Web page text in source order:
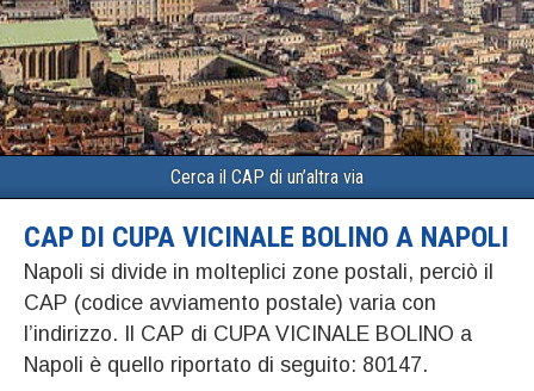
Cerca il CAP di un’altra via
CAP DI CUPA VICINALE BOLINO A NAPOLI
Napoli si divide in molteplici zone postali, perciò il
CAP (codice avviamento postale) varia con
l’indirizzo. Il CAP di CUPA VICINALE BOLINO a
Napoli è quello riportato di seguito: 80147.